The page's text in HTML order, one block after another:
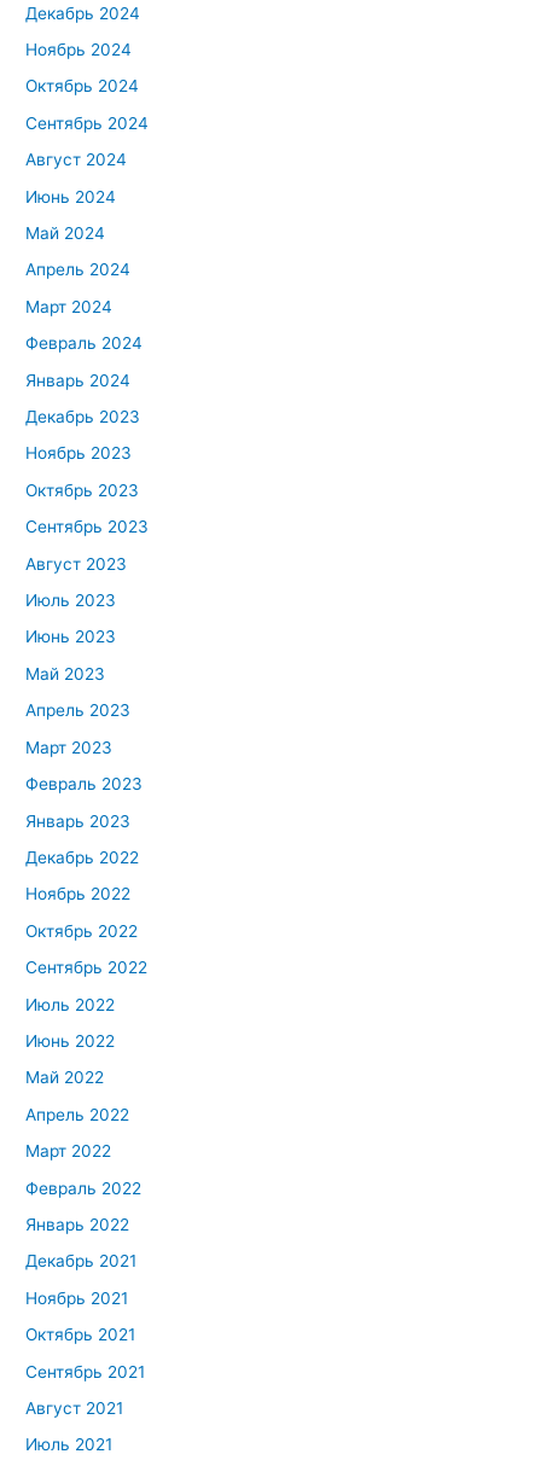
Декабрь 2024
Ноябрь 2024
Октябрь 2024
Сентябрь 2024
Август 2024
Июнь 2024
Май 2024
Апрель 2024
Март 2024
Февраль 2024
Январь 2024
Декабрь 2023
Ноябрь 2023
Октябрь 2023
Сентябрь 2023
Август 2023
Июль 2023
Июнь 2023
Май 2023
Апрель 2023
Март 2023
Февраль 2023
Январь 2023
Декабрь 2022
Ноябрь 2022
Октябрь 2022
Сентябрь 2022
Июль 2022
Июнь 2022
Май 2022
Апрель 2022
Март 2022
Февраль 2022
Январь 2022
Декабрь 2021
Ноябрь 2021
Октябрь 2021
Сентябрь 2021
Август 2021
Июль 2021